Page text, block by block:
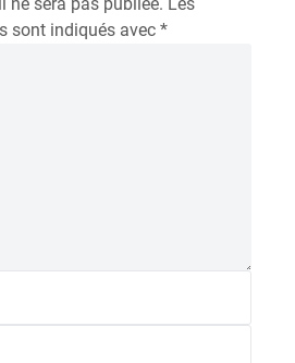
sont indiqués avec *